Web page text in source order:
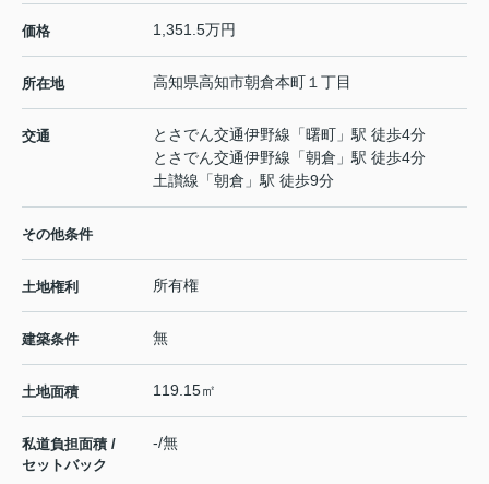
価格 1,351.5万円
所在地 高知県高知市朝倉本町 １丁目
交通 とさでん交通伊野線 「曙町 」駅 徒歩4分
とさでん交通伊野線 「朝倉 」駅 徒歩4分
土讃線 「朝倉 」駅 徒歩9分
その他条件
土地権利 所有権
建築条件 無
土地面積 119.15㎡
私道負担面積 /
セットバック
-/無